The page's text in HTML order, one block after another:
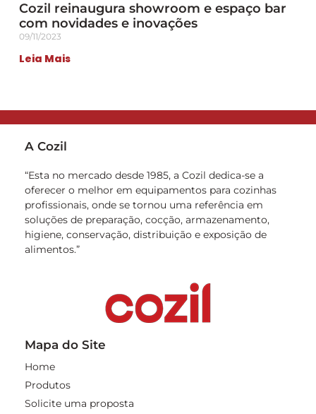
Cozil reinaugura showroom e espaço bar
com novidades e inovações
09/11/2023
Leia Mais
A Cozil
“Esta no mercado desde 1985, a Cozil dedica-se a
oferecer o melhor em equipamentos para cozinhas
profissionais, onde se tornou uma referência em
soluções de preparação, cocção, armazenamento,
higiene, conservação, distribuição e exposição de
alimentos.”
Mapa do Site
Home
Produtos
Solicite uma proposta